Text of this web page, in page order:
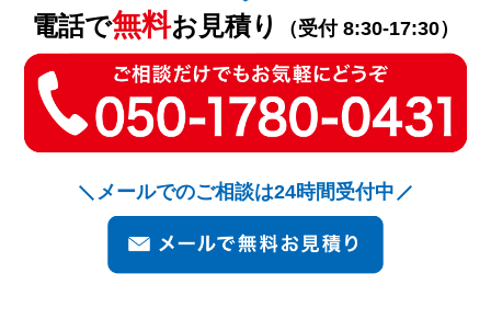
料金
対応エリア
お客様の声
よくある質問
電話で無料お見積り （受付 8:30-17:30）
メールでのご相談は24時間受付中